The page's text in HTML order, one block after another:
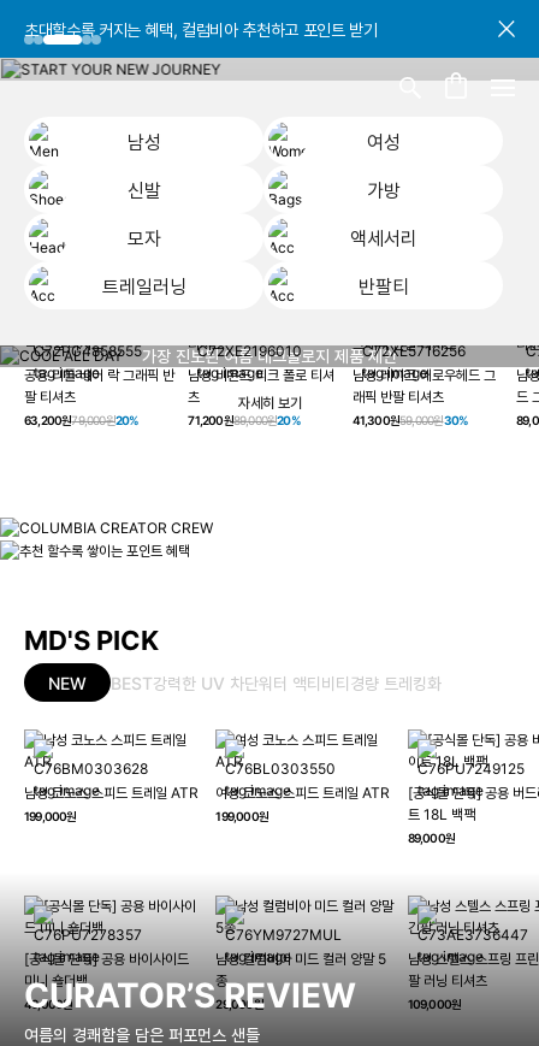
초대할수록 커지는 혜택, 컬럼비아 추천하고 포인트 받기
초대할수록 커지는 혜택, 컬럼비아 추천하고 포인트 받기
초대할수록 커지는 혜택, 컬럼비아 추천하고 포인트 받기
남성
여성
신발
가방
모자
액세서리
트레일러닝
반팔티
COOL ALL DAY
가장 진보된 여름 테크놀로지 제품 제안
자세히 보기
공용 리틀 베어 락 그래픽 반
팔 티셔츠
63,200원79,000원20%
남성 비욘드 피크 폴로 티셔
츠
71,200원89,000원20%
남성 레이크 애로우헤드 그
래픽 반팔 티셔츠
41,300원59,000원30%
남
드
MD'S PICK
NEW BEST강력한 UV 차단워터 액티비티경량 트레킹화
남성 코노스 스피드 트레일 ATR
199,000원
여성 코노스 스피드 트레일 ATR
199,000원
[공식몰 단독] 공용 버
트 18L 백팩
89,000원
[공식몰 단독] 공용 바이사이드
미니 숄더백
49,000원
남성 컬럼비아 미드 컬러 양말 5
종
29,000원
남성 스텔스 스프링 프
팔 러닝 티셔츠
109,000원
CURATOR’S REVIEW
여름의 경쾌함을 담은 퍼포먼스 샌들